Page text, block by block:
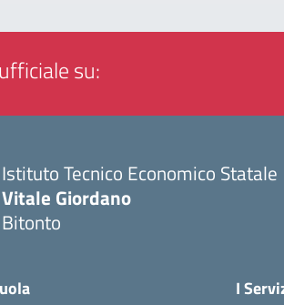
su:
Istituto Tecnico Economico Statale
Vitale Giordano
Bitonto
I